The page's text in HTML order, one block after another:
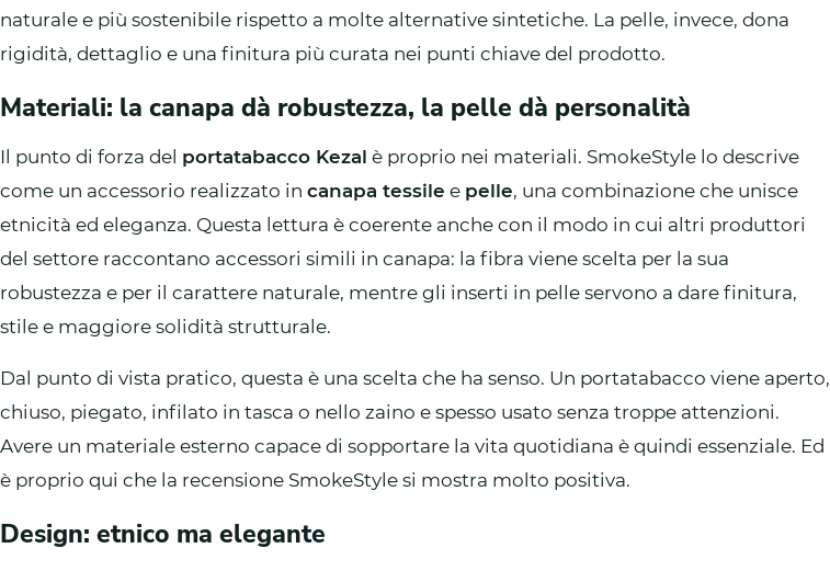
naturale e più sostenibile rispetto a molte alternative sintetiche. La pelle, invece, dona
rigidità, dettaglio e una finitura più curata nei punti chiave del prodotto.
Materiali: la canapa dà robustezza, la pelle dà personalità
Il punto di forza del portatabacco Kezal è proprio nei materiali. SmokeStyle lo descrive
come un accessorio realizzato in canapa tessile e pelle, una combinazione che unisce
etnicità ed eleganza. Questa lettura è coerente anche con il modo in cui altri produttori
del settore raccontano accessori simili in canapa: la fibra viene scelta per la sua
robustezza e per il carattere naturale, mentre gli inserti in pelle servono a dare finitura,
stile e maggiore solidità strutturale.
Dal punto di vista pratico, questa è una scelta che ha senso. Un portatabacco viene aperto,
chiuso, piegato, infilato in tasca o nello zaino e spesso usato senza troppe attenzioni.
Avere un materiale esterno capace di sopportare la vita quotidiana è quindi essenziale. Ed
è proprio qui che la recensione SmokeStyle si mostra molto positiva.
Design: etnico ma elegante